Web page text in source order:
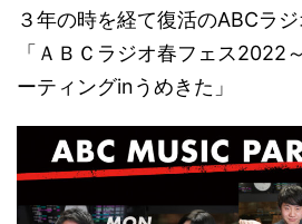
３年の時を経て復活のABCラ
「ＡＢＣラジオ春フェス2022
ーティングinうめきた」